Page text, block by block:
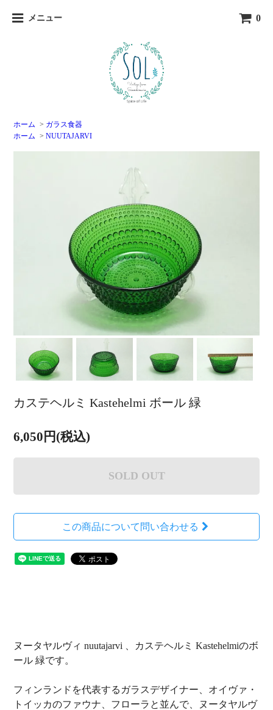
メニュー 0
ホーム > ガラス食器
ホーム >NUUTAJARVI
カステヘルミ Kastehelmi ボール 緑
6,050円(税込)
SOLD OUT
この商品について問い合わせる
ヌータヤルヴィ nuutajarvi 、カステヘルミ Kastehelmiのボ
ール 緑です。
フィンランドを代表するガラスデザイナー、オイヴァ・
トイッカのファウナ、フローラと並んで、ヌータヤルヴ